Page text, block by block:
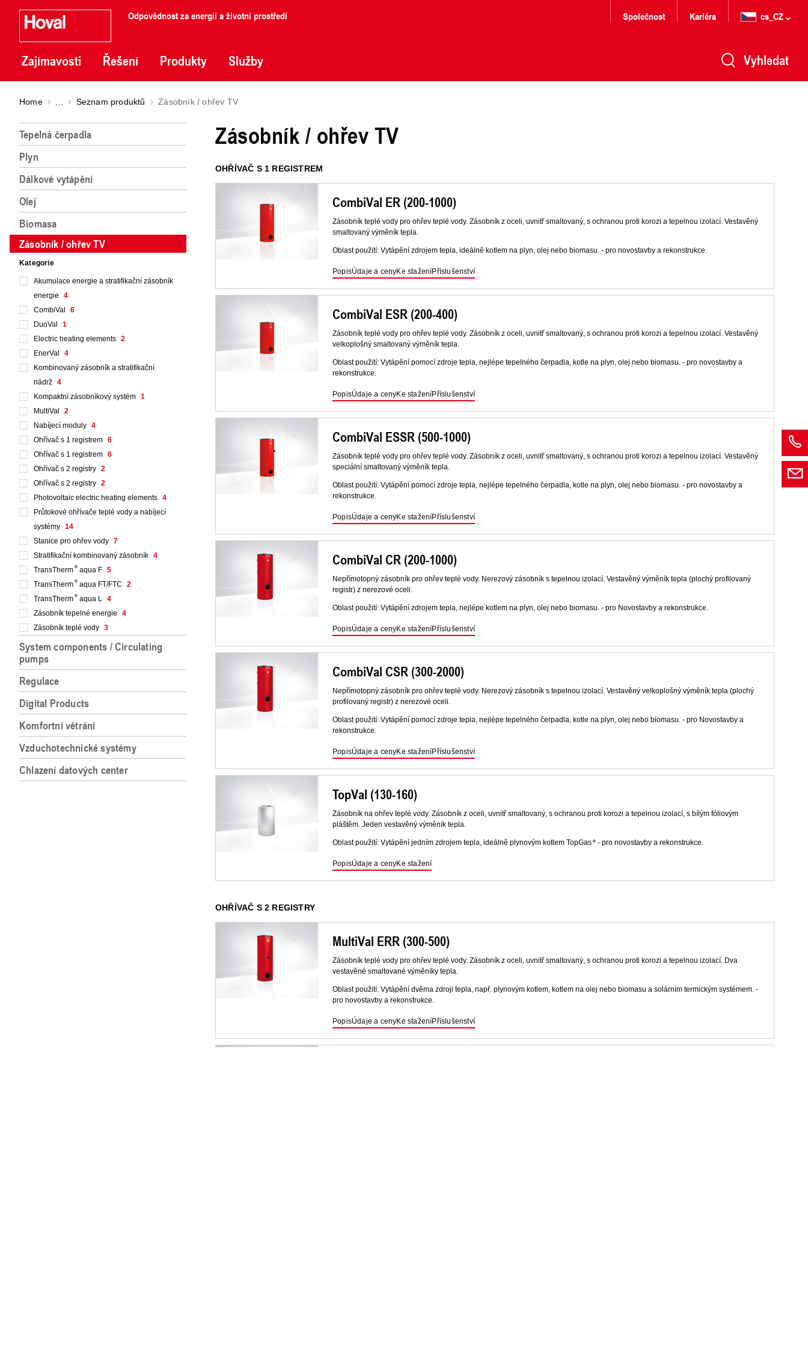
Odpovědnost za energii a životní prostředí
Zajímavosti Řešení Produkty Služby
Společnost Kariéra cs_CZ
Vyhledat
Home Seznam produktů Zásobník / ohřev TV
Tepelná čerpadla
Plyn
Dálkové vytápění
Olej
Biomasa
Zásobník / ohřev TV
Kategorie
Akumulace energie a stratifikační zásobník
energie
4
CombiVal
6
DuoVal
1
Electric heating elements 2
EnerVal
4
Kombinovaný zásobník a stratifikační
nádrž 4
Kompaktní zásobníkový systém 1
MultiVal
2
Nabíjecí moduly 4
Ohřívač s 1 registrem 6
Ohřívač s 1 registrem 6
Ohřívač s 2 registry 2
Ohřívač s 2 registry 2
Photovoltaic electric heating elements 4
Průtokové ohřívače teplé vody a nabíjecí
systémy 14
Stanice pro ohřev vody 7
Stratifikační kombinovaný zásobník 4
TransTherm
aqua F 5
TransTherm
aqua FT/FTC
2
TransTherm
aqua L 4
Zásobník tepelné energie
4
Zásobník teplé vody 3
System components / Circulating
pumps
Regulace
Digital Products
Komfortní větrání
Vzduchotechnické systémy
Chlazení datových center
Zásobník / ohřev TV
OHŘÍVAČ S 1 REGISTREM
CombiVal ER (200-1000)
Zásobník teplé vody pro ohřev teplé vody. Zásobník z oceli, uvnitř smaltovaný, s ochranou proti korozi a tepelnou izolací. Vestavěný
smaltovaný výměník tepla.
Oblast použití: Vytápění zdrojem tepla, ideálně kotlem na plyn, olej nebo biomasu. - pro novostavby a rekonstrukce.
PopisÚdaje a cenyKe staženíPříslušenství
CombiVal ESR (200-400)
Zásobník teplé vody pro ohřev teplé vody. Zásobník z oceli, uvnitř smaltovaný, s ochranou proti korozi a tepelnou izolací. Vestavěný
velkoplošný smaltovaný výměník tepla.
Oblast použití: Vytápění pomocí zdroje tepla, nejlépe tepelného čerpadla, kotle na plyn, olej nebo biomasu. - pro novostavby a
rekonstrukce.
PopisÚdaje a cenyKe staženíPříslušenství
CombiVal ESSR (500-1000)
Zásobník teplé vody pro ohřev teplé vody. Zásobník z oceli, uvnitř smaltovaný, s ochranou proti korozi a tepelnou izolací. Vestavěný
speciální smaltovaný výměník tepla.
Oblast použití: Vytápění pomocí zdroje tepla, nejlépe tepelného čerpadla, kotle na plyn, olej nebo biomasu. - pro novostavby a
rekonstrukce.
PopisÚdaje a cenyKe staženíPříslušenství
CombiVal CR (200-1000)
Nepřímotopný zásobník pro ohřev teplé vody. Nerezový zásobník s tepelnou izolací. Vestavěný výměník tepla (plochý profilovaný
registr) z nerezové oceli.
Oblast použití: Vytápění zdrojem tepla, nejlépe kotlem na plyn, olej nebo biomasu. - pro Novostavby a rekonstrukce.
PopisÚdaje a cenyKe staženíPříslušenství
CombiVal CSR (300-2000)
Nepřímotopný zásobník pro ohřev teplé vody. Nerezový zásobník s tepelnou izolací. Vestavěný velkoplošný výměník tepla (plochý
profilovaný registr) z nerezové oceli.
Oblast použití: Vytápění pomocí zdroje tepla, nejlépe tepelného čerpadla, kotle na plyn, olej nebo biomasu. - pro Novostavby a
rekonstrukce.
PopisÚdaje a cenyKe staženíPříslušenství
TopVal (130-160)
Zásobník na ohřev teplé vody. Zásobník z oceli, uvnitř smaltovaný, s ochranou proti korozi a tepelnou izolací, s bílým fóliovým
pláštěm. Jeden vestavěný výměník tepla.
Oblast použití: Vytápění jedním zdrojem tepla, ideálně plynovým kotlem TopGas - pro novostavby a rekonstrukce.
PopisÚdaje a cenyKe stažení
OHŘÍVAČ S 2 REGISTRY
MultiVal ERR (300-500)
Zásobník teplé vody pro ohřev teplé vody. Zásobník z oceli, uvnitř smaltovaný, s ochranou proti korozi a tepelnou izolací. Dva
vestavěné smaltované výměníky tepla.
Oblast použití: Vytápění dvěma zdroji tepla, např. plynovým kotlem, kotlem na olej nebo biomasu a solárním termickým systémem. -
pro novostavby a rekonstrukce.
PopisÚdaje a cenyKe staženíPříslušenství